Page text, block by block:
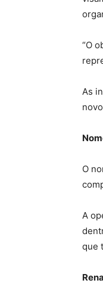
“O
As
O
A
que